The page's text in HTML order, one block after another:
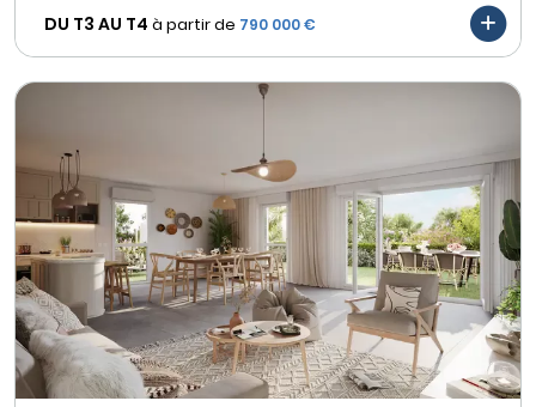
DU T3 AU T4 à partir de 790 000 €